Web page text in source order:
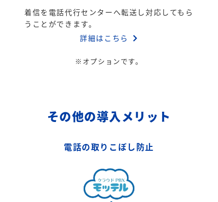
着信を電話代行センターへ転送し対応してもら
うことができます。
詳細はこちら
※オプションです。
その他の導入メリット
電話の取りこぼし防止